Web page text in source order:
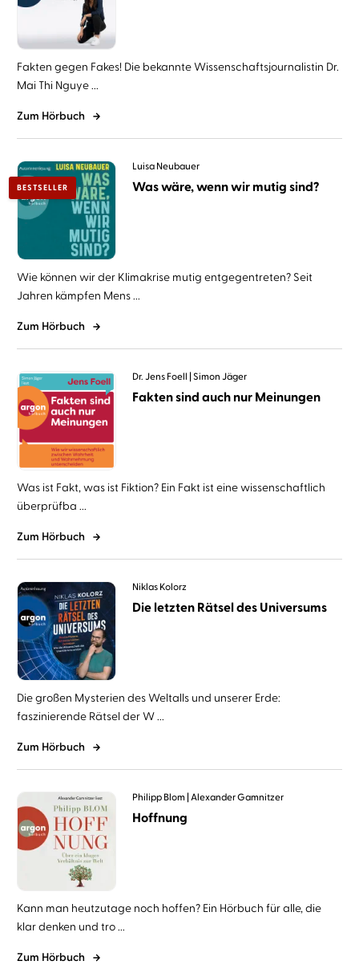
Fakten gegen Fakes! Die bekannte Wissenschaftsjournalistin Dr.
Mai Thi Nguye ...
Zum Hörbuch
BESTSELLER
Luisa Neubauer
Was wäre, wenn wir mutig sind?
Wie können wir der Klimakrise mutig entgegentreten? Seit
Jahren kämpfen Mens ...
Zum Hörbuch
Dr. Jens Foell Simon Jäger
Fakten sind auch nur Meinungen
Was ist Fakt, was ist Fiktion? Ein Fakt ist eine wissenschaftlich
überprüfba ...
Zum Hörbuch
Niklas Kolorz
Die letzten Rätsel des Universums
Die großen Mysterien des Weltalls und unserer Erde:
faszinierende Rätsel der W ...
Zum Hörbuch
Philipp Blom Alexander Gamnitzer
Hoffnung
Kann man heutzutage noch hoffen? Ein Hörbuch für alle, die
klar denken und tro ...
Zum Hörbuch